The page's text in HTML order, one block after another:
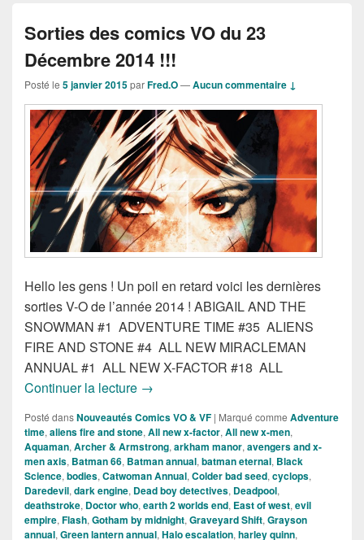
Sorties des comics VO du 23
Décembre 2014 !!!
Posté le 5 janvier 2015parFred.O—Aucun commentaire ↓
Hello les gens ! Un poil en retard voici les dernières
sorties V-O de l’année 2014 ! ABIGAIL AND THE
SNOWMAN #1 ADVENTURE TIME #35 ALIENS
FIRE AND STONE #4 ALL NEW MIRACLEMAN
ANNUAL #1 ALL NEW X-FACTOR #18 ALL
Continuer la lecture Sorties des comics VO du 23
→
Posté dansNouveautés Comics VO & VF | Marqué comme Adventure
time, aliens fire and stone, All new x-factor, All new x-men,
Aquaman, Archer & Armstrong, arkham manor, avengers and x-
men axis, Batman 66, Batman annual, batman eternal, Black
Science, bodies, Catwoman Annual, Colder bad seed, cyclops,
Daredevil, dark engine, Dead boy detectives, Deadpool,
deathstroke, Doctor who, earth 2 worlds end, East of west, evil
empire, Flash, Gotham by midnight, Graveyard Shift, Grayson
annual, Green lantern annual, Halo escalation, harley quinn,